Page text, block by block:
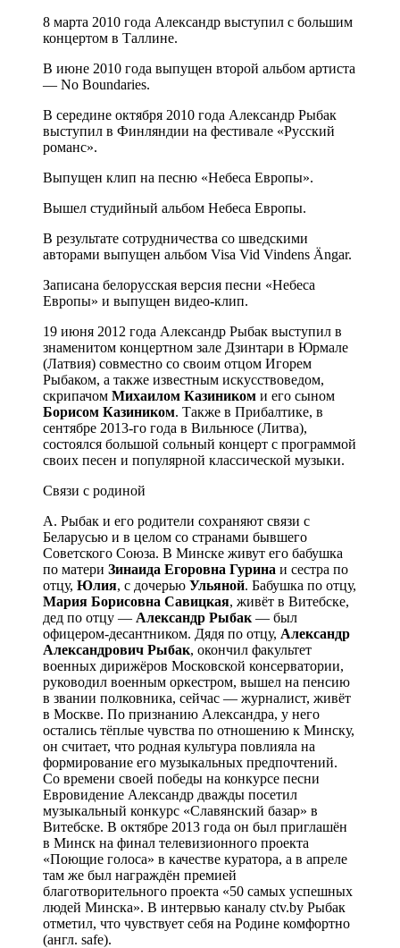
8 марта 2010 года Александр выступил с большим
концертом в Таллине.
В июне 2010 года выпущен второй альбом артиста
— No Boundaries.
В середине октября 2010 года Александр Рыбак
выступил в Финляндии на фестивале «Русский
романс».
Выпущен клип на песню «Небеса Европы».
Вышел студийный альбом Небеса Европы.
В результате сотрудничества со шведскими
авторами выпущен альбом Visa Vid Vindens Ängar.
Записана белорусская версия песни «Небеса
Европы» и выпущен видео-клип.
19 июня 2012 года Александр Рыбак выступил в
знаменитом концертном зале Дзинтари в Юрмале
(Латвия) совместно со своим отцом Игорем
Рыбаком, а также известным искусствоведом,
скрипачом Михаилом Казиником и его сыном
Борисом Казиником. Также в Прибалтике, в
сентябре 2013-го года в Вильнюсе (Литва),
состоялся большой сольный концерт с программой
своих песен и популярной классической музыки.
Связи с родиной
А. Рыбак и его родители сохраняют связи с
Беларусью и в целом со странами бывшего
Советского Союза. В Минске живут его бабушка
по матери Зинаида Егоровна Гурина и сестра по
отцу, Юлия, с дочерью Ульяной. Бабушка по отцу,
Мария Борисовна Савицкая, живёт в Витебске,
дед по отцу — Александр Рыбак — был
офицером-десантником. Дядя по отцу, Александр
Александрович Рыбак, окончил факультет
военных дирижёров Московской консерватории,
руководил военным оркестром, вышел на пенсию
в звании полковника, сейчас — журналист, живёт
в Москве. По признанию Александра, у него
остались тёплые чувства по отношению к Минску,
он считает, что родная культура повлияла на
формирование его музыкальных предпочтений.
Со времени своей победы на конкурсе песни
Евровидение Александр дважды посетил
музыкальный конкурс «Славянский базар» в
Витебске. В октябре 2013 года он был приглашён
в Минск на финал телевизионного проекта
«Поющие голоса» в качестве куратора, а в апреле
там же был награждён премией
благотворительного проекта «50 самых успешных
людей Минска». В интервью каналу ctv.by Рыбак
отметил, что чувствует себя на Родине комфортно
(англ. safe).